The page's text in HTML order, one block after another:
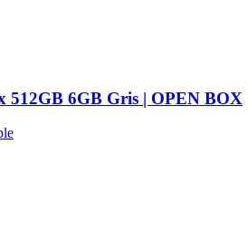
512GB 6GB Gris | OPEN BOX